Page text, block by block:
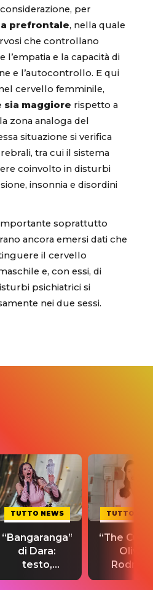
per
prefrontale, nella quale
che controllano
e la capacità di
e l’autocontrollo. E qui
cervello femminile,
sia maggiore rispetto a
zona analoga del
situazione si verifica
tra cui il sistema
coinvolto in disturbi
insonnia e disordini
soprattutto
ancora emersi dati che
il cervello
e, con essi, di
psichiatrici si
nei due sessi.
TUTTO NEWS
“Bangaranga”
di Dara:
testo,
traduzione e
TUTTO
“The
Olivia
testo,